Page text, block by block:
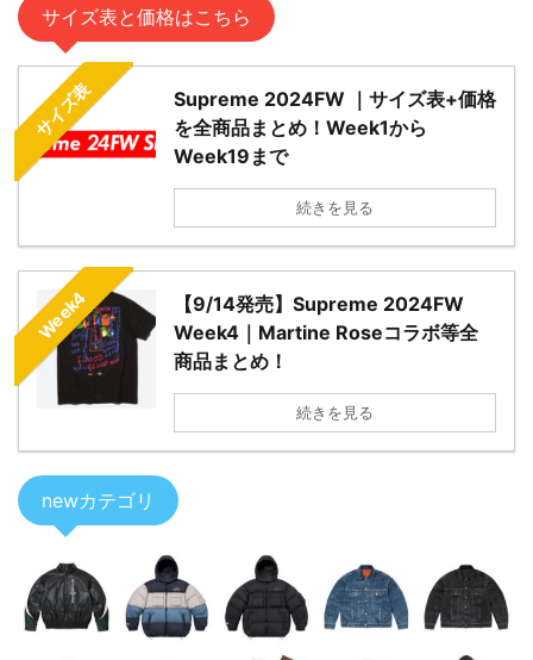
サイズ表と価格はこちら
サイズ表
Supreme 2024FW ｜サイズ表+価格
を全商品まとめ！Week1から
Week19まで
続きを見る
Week4
【9/14発売】Supreme 2024FW
Week4｜Martine Roseコラボ等全
商品まとめ！
続きを見る
newカテゴリ